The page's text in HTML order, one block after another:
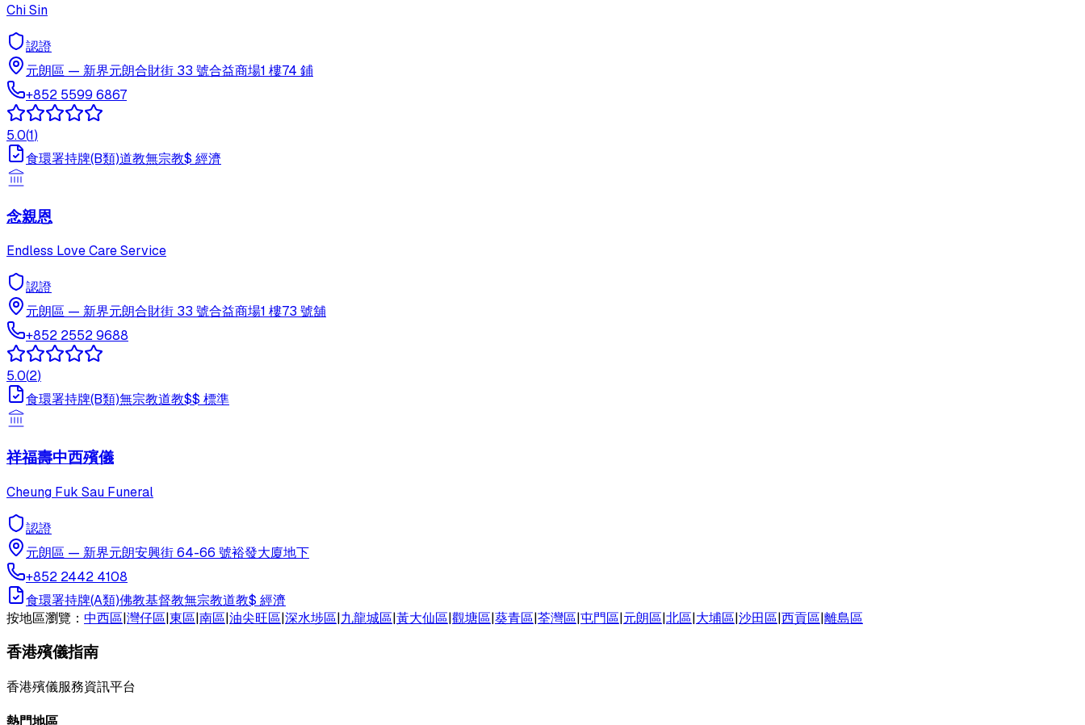
Chi Sin
認證
元朗區 — 新界元朗合財街 33 號合益商場1 樓74 鋪
+852 5599 6867
5.0(1)
食環署持牌(B類)道教無宗教$ 經濟
念親恩
Endless Love Care Service
認證
元朗區 — 新界元朗合財街 33 號合益商場1 樓73 號舖
+852 2552 9688
5.0(2)
食環署持牌(B類)無宗教道教$$ 標準
祥福壽中西殯儀
Cheung Fuk Sau Funeral
認證
元朗區 — 新界元朗安興街 64-66 號裕發大廈地下
+852 2442 4108
食環署持牌(A類)佛教基督教無宗教道教$ 經濟
按地區瀏覽： 中西區|灣仔區|東區|南區|油尖旺區|深水埗區|九龍城區|黃大仙區|觀塘區|葵青區|荃灣區|屯門區|元朗區|北區|大埔區|沙田區|西貢區|離島區
香港殯儀指南
香港殯儀服務資訊平台